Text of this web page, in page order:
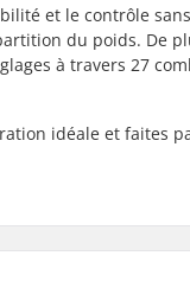
et le contrôle
du poids. De
à travers 27
idéale et faites